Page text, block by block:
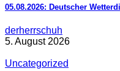
05.08.2026: Deutscher
derherrschuh
5. August 2026
Uncategorized